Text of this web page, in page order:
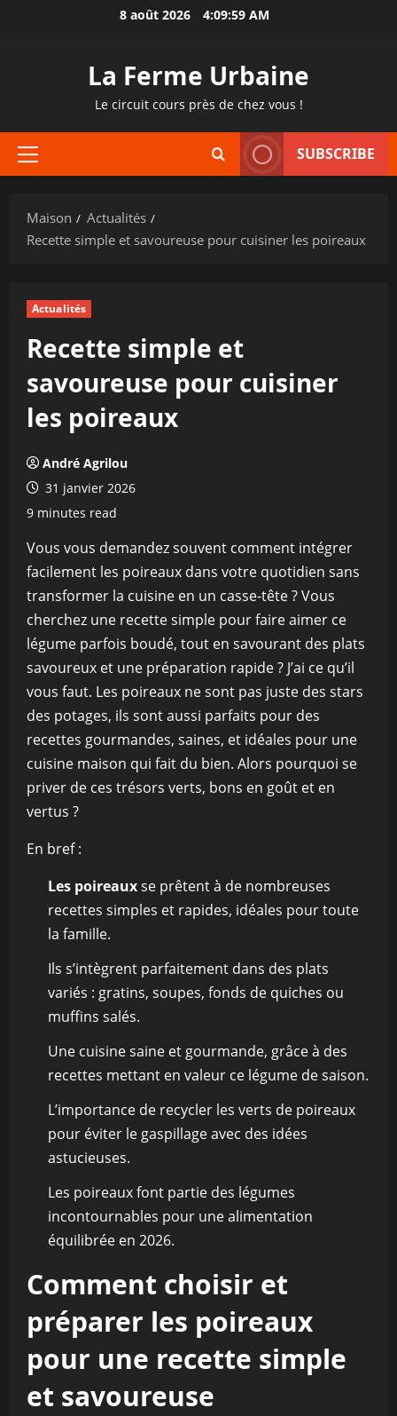
8 août 2026 4:10:00 AM
La Ferme Urbaine
Le circuit cours près de chez vous !
Menu
SUBSCRIBE
Maison
Actualités
Recette simple et savoureuse pour cuisiner les poireaux
Actualités
Recette simple et
savoureuse pour cuisiner
les poireaux
André Agrilou
31 janvier 2026
9 minutes read
Vous vous demandez souvent comment intégrer
facilement les poireaux dans votre quotidien sans
transformer la cuisine en un casse-tête ? Vous
cherchez une recette simple pour faire aimer ce
légume parfois boudé, tout en savourant des plats
savoureux et une préparation rapide ? J’ai ce qu’il
vous faut. Les poireaux ne sont pas juste des stars
des potages, ils sont aussi parfaits pour des
recettes gourmandes, saines, et idéales pour une
cuisine maison qui fait du bien. Alors pourquoi se
priver de ces trésors verts, bons en goût et en
vertus ?
En bref :
Les poireauxse prêtent à de nombreuses
recettes simples et rapides, idéales pour toute
la famille.
Ils s’intègrent parfaitement dans des plats
variés : gratins, soupes, fonds de quiches ou
muffins salés.
Une cuisine saine et gourmande, grâce à des
recettes mettant en valeur ce légume de saison.
L’importance de recycler les verts de poireaux
pour éviter le gaspillage avec des idées
astucieuses.
Les poireaux font partie des légumes
incontournables pour une alimentation
équilibrée en 2026.
Comment choisir et
préparer les poireaux
pour une recette simple
et savoureuse